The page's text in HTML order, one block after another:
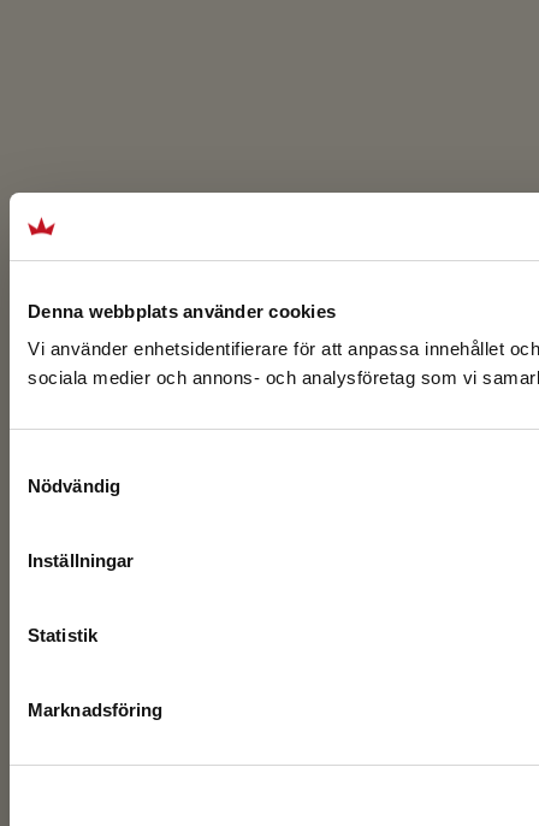
Denna webbplats använder cookies
Vi använder enhetsidentifierare för att anpassa innehållet
sociala medier och annons- och analysföretag som vi
Nödvändig
Inställningar
Statistik
Marknadsföring